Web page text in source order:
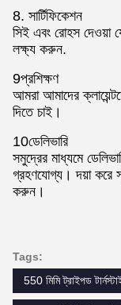
8. সার্টিফিকেশন
সিই এবং রোহস দেওয়া
লক্ষ্য করুন.
9প্রশিক্ষণ
আমরা আমাদের
দিতে চাই।
10ডেলিভারি
সমুদ্রের মাধ্যমে
গ্রহণযোগ্য। দয়া করে
করুন।
Tags:
550 মিমি ট্রাইপড